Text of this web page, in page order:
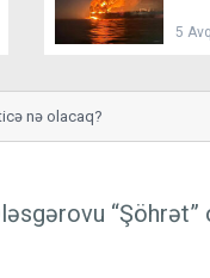
5
nə olacaq?